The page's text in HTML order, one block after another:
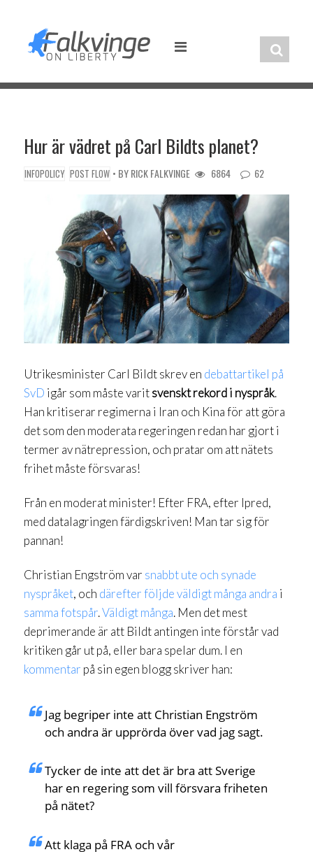
content
Hur är vädret på Carl Bildts planet?
INFOPOLICY POST FLOW • BYRICK FALKVINGE 6864 62
Utrikesminister Carl Bildt skrev en debattartikel på
SvD igår som måste varitsvenskt rekord i nyspråk.
Han kritiserar regimerna i Iran och Kina för att göra
det som den moderata regeringen redan har gjort i
termer av nätrepression, och pratar om att nätets
frihet måste försvaras!
Från en moderat minister! Efter FRA, efter Ipred,
med datalagringen färdigskriven! Man tar sig för
pannan!
Christian Engström var snabbt ute och synade
nyspråket, och därefterföljdeväldigtmånga andra i
sammafotspår.Väldigtmånga. Men det mest
deprimerande är att Bildt antingen inte förstår vad
kritiken går ut på, eller bara spelar dum. I en
kommentar på sin egen blogg skriver han:
Jag begriper inte att Christian Engström
och andra är upprörda över vad jag sagt.
Tycker de inte att det är bra att Sverige
har en regering som vill försvara friheten
på nätet?
Att klaga på FRA och vår